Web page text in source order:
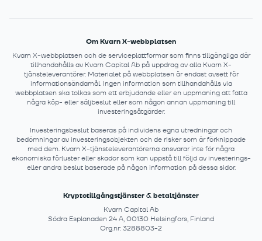
Om Kvarn X-webbplatsen
Kvarn X-webbplatsen och de serviceplattformar som finns tillgängliga där
tillhandahålls av Kvarn Capital Ab på uppdrag av alla Kvarn X-
tjänsteleverantörer. Materialet på webbplatsen är endast avsett för
informationsändamål. Ingen information som tillhandahålls via
webbplatsen ska tolkas som ett erbjudande eller en uppmaning att fatta
några köp- eller säljbeslut eller som någon annan uppmaning till
investeringsåtgärder.
Investeringsbeslut baseras på individens egna utredningar och
bedömningar av investeringsobjekten och de risker som är förknippade
med dem. Kvarn X-tjänsteleverantörerna ansvarar inte för några
ekonomiska förluster eller skador som kan uppstå till följd av investerings-
eller andra beslut baserade på någon information på dessa sidor.
Kryptotillgångstjänster & betaltjänster
Kvarn Capital Ab
Södra Esplanaden 24 A, 00130 Helsingfors, Finland
Org.nr: 3288803-2